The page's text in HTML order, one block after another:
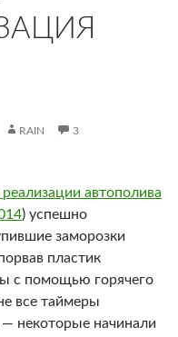
RAIN
3
автополива
) успешно
заморозки
пластик
с помощью горячего
все таймеры
некоторые начинали